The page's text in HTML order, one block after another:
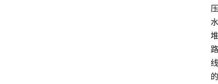
压
水
堆
路
线
的